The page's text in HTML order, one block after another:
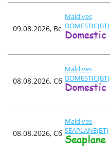
09.08.2026, Вс
Maldives
DOMESTIC(BT)
08.08.2026, Сб
Maldives
DOMESTIC(BT)
08.08.2026, Сб
Maldives
SEAPLANE(BT)